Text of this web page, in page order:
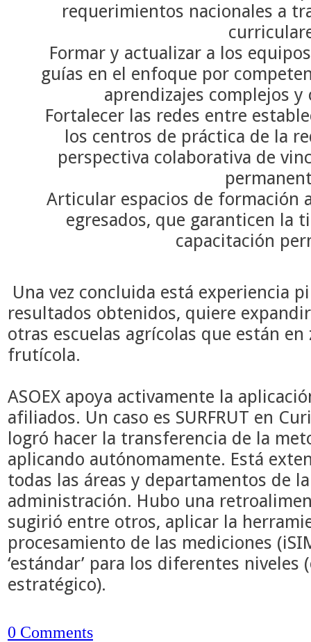
requerimientos nacionales a
Formar y actualizar a los
guías en el enfoque por
aprendizajes complejos
Fortalecer las redes entre
los centros de práctica de la
perspectiva colaborativa de
Articular espacios de formación
egresados, que garanticen la
capacitación
Una vez concluida está experiencia
resultados obtenidos, quiere
otras escuelas agrícolas que están
frutícola.
ASOEX apoya activamente la
afiliados. Un caso es SURFRUT en
logró hacer la transferencia de la
aplicando autónomamente. Está
todas las áreas y departamentos de
administración. Hubo una
sugirió entre otros, aplicar la
procesamiento de las mediciones
‘estándar’ para los diferentes
estratégico).
0 Comments